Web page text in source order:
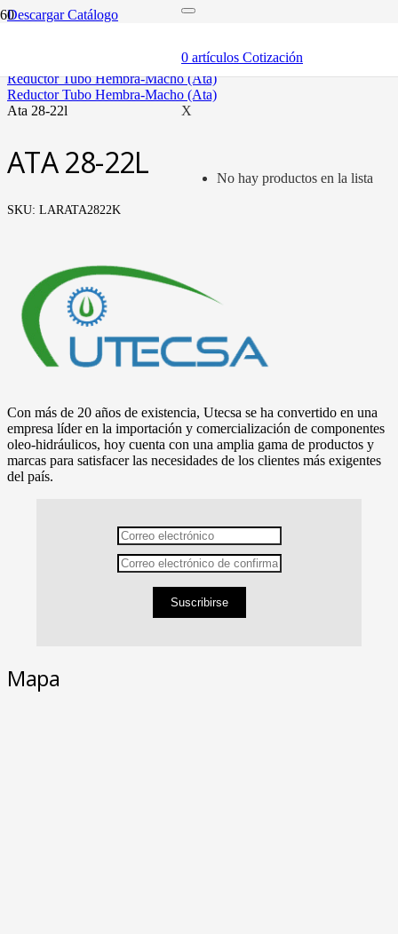
0 artículos Cotización
X
No hay productos en la lista
Descargar Catálogo
reductor tubo hembra-macho (ata)
reductor tubo hembra-macho (ata)
ata 28-22l
ATA 28-22L
SKU: LARATA2822K
Con más de 20 años de existencia, Utecsa se ha convertido en una
empresa líder en la importación y comercialización de componentes
oleo-hidráulicos, hoy cuenta con una amplia gama de productos y
marcas para satisfacer las necesidades de los clientes más exigentes
del país.
Suscribirse
Mapa